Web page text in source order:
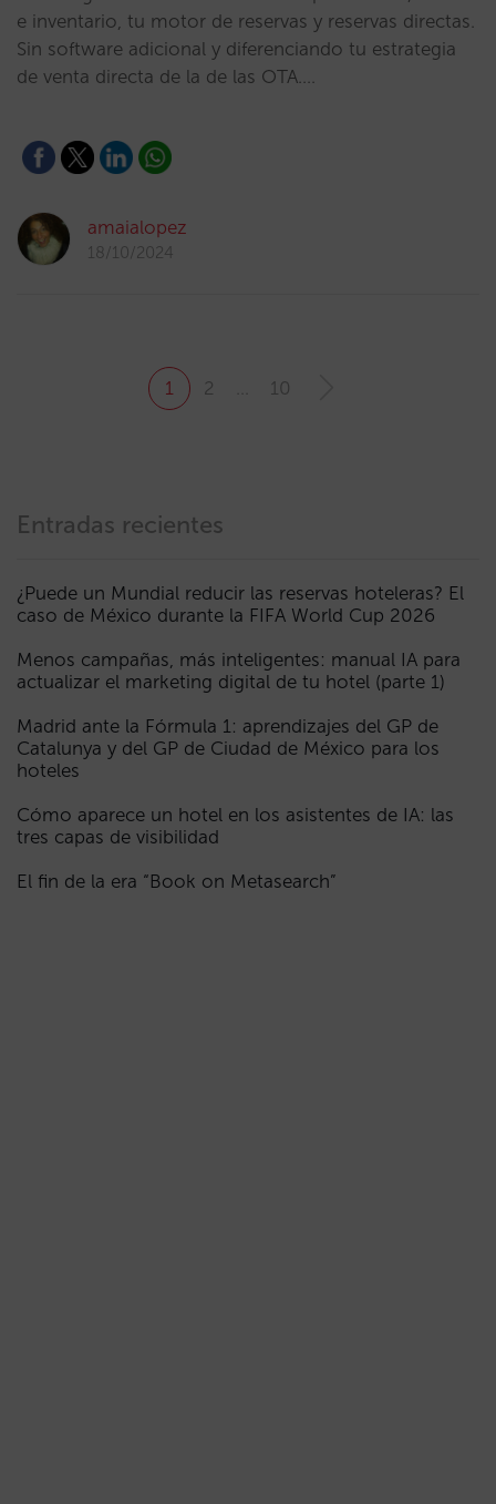
e inventario, tu motor de reservas y reservas directas.
Sin software adicional y diferenciando tu estrategia
de venta directa de la de las OTA.…
amaialopez
18/10/2024
1 2 10
Entradas recientes
¿Puede un Mundial reducir las reservas hoteleras? El
caso de México durante la FIFA World Cup 2026
Menos campañas, más inteligentes: manual IA para
actualizar el marketing digital de tu hotel (parte 1)
Madrid ante la Fórmula 1: aprendizajes del GP de
Catalunya y del GP de Ciudad de México para los
hoteles
Cómo aparece un hotel en los asistentes de IA: las
tres capas de visibilidad
El fin de la era “Book on Metasearch”